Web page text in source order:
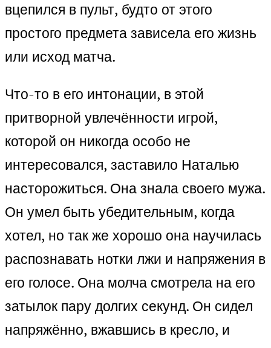
вцепился в пульт, будто от этого
простого предмета зависела его жизнь
или исход матча.
Что-то в его интонации, в этой
притворной увлечённости игрой,
которой он никогда особо не
интересовался, заставило Наталью
насторожиться. Она знала своего мужа.
Он умел быть убедительным, когда
хотел, но так же хорошо она научилась
распознавать нотки лжи и напряжения в
его голосе. Она молча смотрела на его
затылок пару долгих секунд. Он сидел
напряжённо, вжавшись в кресло, и